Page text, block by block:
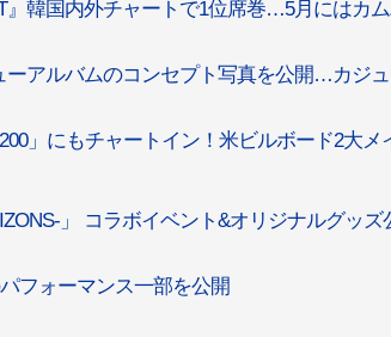
』韓国内外チャートで1位席巻…5月にはカ
ーアルバムのコンセプト写真を公開…カジ
」にもチャートイン！米ビルボード2大メ
」 コラボイベント&オリジナルグッズ
フォーマンス一部を公開